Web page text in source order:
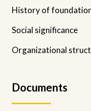
History of
Social significance
Organizational
Documents